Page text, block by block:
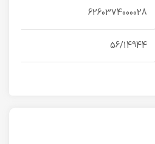
6260374000028
56/14944